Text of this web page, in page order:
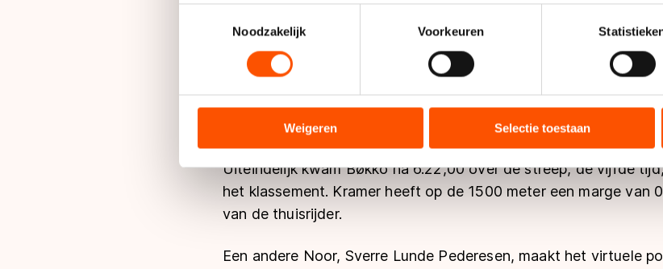
Uw apparaat identificeren door het actief te scannen op specifieke
Lees meer over hoe uw persoonlijke gegevens worden verwerkt en stel uw
toestemming op elk moment wijzigen of intrekken in de Cookieverklaring.
analyseren. We delen informatie over uw gebruik van onze site met onze
analyse. Zij kunnen deze combineren met andere gegevens die u aan hen heeft
hun services. Sommige partners kunnen gegevens doorgeven aan landen buiten
adequaat beschermingsniveau geldt volgens de GDPR. Door op ‘Toestaan’ te
Meer informatie vindt u in ons
cookiebeleid
Noodzakelijk
Voorkeuren
Weigeren Selectie toestaan
macht in het tussenklassement na twee afstanden.
Voorafgaand aan de vijf kilometer stond Kramer zeven
voorsprong was de Noor twee ronden voor de finish al kwijt,
van zijn zaak - het middenterrein verliet.
Uiteindelijk kwam Bøkko na 6.22,00 over de streep, de vijfde
het klassement. Kramer heeft op de 1500 meter een marge van
van de thuisrijder.
Een andere Noor, Sverre Lunde Pederesen, maakt het virtuele